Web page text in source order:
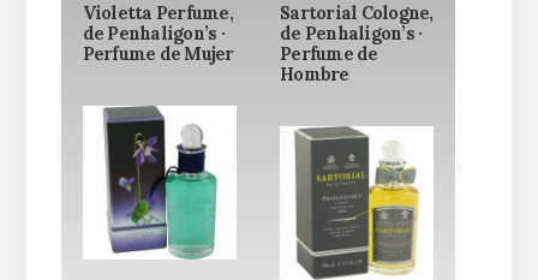
Violetta Perfume,
de Penhaligon’s ·
Perfume de Mujer
Sartorial Cologne,
de Penhaligon’s ·
Perfume de
Hombre